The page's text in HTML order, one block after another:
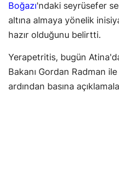
Boğazı'ndaki seyrüsefer
altına almaya yönelik
hazır olduğunu belirtti.
Yerapetritis, bugün
Bakanı Gordan Radman
ardından basına